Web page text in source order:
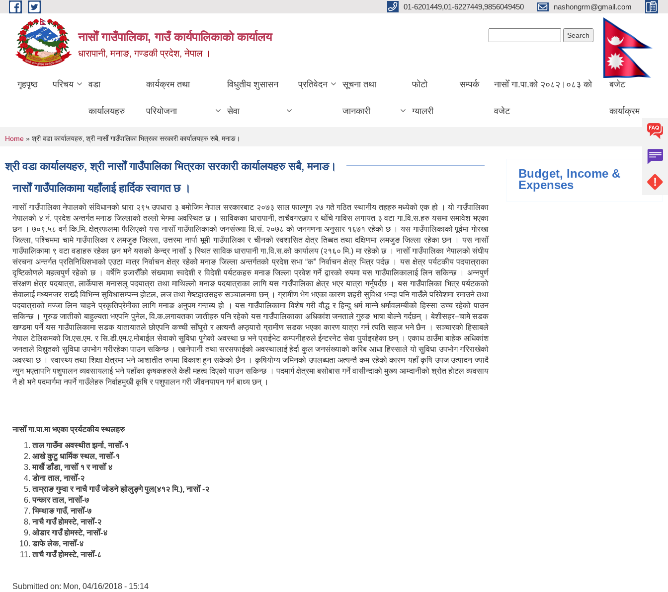
Skip to main content 01-6201449,01-6227449,9856049450 nashongrm@gmail.com
नासाेँ गाउँपालिका, गाउँ कार्यपालिकाकाे कार्यालय
धारापानी, मनाङ, गण्डकी प्रदेश, नेपाल ।
गृहपृष्ठ परिचय वडा
कार्यालयहरु
कार्यक्रम तथा
परियोजना
विधुतीय शुसासन
सेवा
प्रतिवेदन सूचना तथा
जानकारी
फोटो
ग्यालरी
सम्पर्क नासोँ गा.पा.को २०८२।०८३ को
वजेट
बजेट
कार्याक्रम
You are here
Home » श्री वडा कार्यालयहरु‚ श्री नासाेँ गाउँपालिका भित्रका सरकारी कार्यालयहरु सबै‚ मनाङ।
श्री वडा कार्यालयहरु‚ श्री नासाेँ गाउँपालिका भित्रका सरकारी कार्यालयहरु सबै‚ मनाङ।
नासाेँ गाउँपालिकामा यहाँलाई हार्दिक स्वागत छ ।
नासोँ गाउँपालिका नेपालको संविधानको धारा २९५ उपधारा ३ बमोजिम नेपाल सरकारबाट २०७३ साल फाल्गुण २७ गते गठित स्थानीय तहहरु मध्येको एक हो । यो गाउँपालिका
नेपालको ४ नं. प्रदेश अन्तर्गत मनाङ जिल्लाको तल्लो भेगमा अवस्थित छ । साविकका धारापानी‚ ताचैवगरछाप र थोँचे गाविस लगायत ३ वटा गा.वि.स.हरु यसमा समावेश भएका
छन । ७०९.५८ वर्ग कि.मि. क्षेत्रफलमा फैलिएको यस नासोँ गाउँपालिकाको जनसंख्या वि.सं. २०७८ को जनगणना अनुसार १६७१ रहेको छ । यस गाउँपालिकाको पूर्वमा गोरखा
जिल्ला, पश्चिममा चामे गाउँपालिका र लमजुङ जिल्ला, उत्तरमा नार्पा भूमी गाउँपालिका र चीनको स्वशासित क्षेत्र तिब्बत तथा दक्षिणमा लमजुङ जिल्ला रहेका छन । यस नासोँ
गाउँपालिकामा ९ वटा वडाहरु रहेका छन भने यसको केन्द्र नासोँ ३ स्थित साविक धारापानी गा.वि.स.को कार्यालय (२१६० मि.) मा रहेको छ । नासोँ गाउँपालिका नेपालको संघीय
संरचना अन्तर्गत प्रतिनिधिसभाको एउटा मात्र निर्वाचन क्षेत्र रहेको मनाङ जिल्ला अन्तर्गतको प्रदेश सभा “क” निर्वाचन क्षेत्र भित्र पर्दछ । यस क्षेत्र पर्यटकीय पदयात्राका
दृष्टिकोणले महत्वपुर्ण रहेको छ । वर्षेनि हजारौँको संख्यामा स्वदेशी र विदेशी पर्यटकहरु मनाङ जिल्ला प्रवेश गर्ने द्वारको रुपमा यस गाउँपालिकालाई लिन सकिन्छ । अन्नपुर्ण
संरक्षण क्षेत्र पदयात्रा, लार्केपास मनासलु पदयात्रा तथा माथिल्लो मनाङ पदयात्राका लागि यस गाउँपालिका क्षेत्र भएर यात्रा गर्नुपर्दछ । यस गाउँपालिका भित्र पर्यटकको
सेवालाई मध्यनजर राख्दै विभिन्न सुविधासम्पन्न होटल, लज तथा गेष्टहाउसहरु सञ्चालनमा छन् । ग्रामीण भेग भएका कारण शहरी सुविधा भन्दा पनि गाउँले परिवेशमा रमाउने तथा
पदयात्राको मज्जा लिन चाहने प्रकृतिप्रेमीका लागि मनाङ अनुपम गन्तब्य हो । यस गाउँपालिकामा विशेष गरी वौद्ध र हिन्दु धर्म मान्ने धर्मावलम्बीको हिस्सा उच्च रहेको पाउन
सकिन्छ । गुरुङ जातीको बाहुल्यता भएपनि पुनेल, वि.क.लगायतका जातीहरु पनि रहेको यस गाउँपालिकाका अधिकांश जनताले गुरुङ भाषा बोल्ने गर्दछन् । बेशीसहर–चामे सडक
खण्डमा पर्ने यस गाउँपालिकामा सडक यातायातले छोएपनि कच्ची साँघुरो र अत्यन्तै अप्ठ्यारो ग्रामीण सडक भएका कारण यात्रा गर्न त्यति सहज भने छैन । सञ्चारको हिसाबले
नेपाल टेलिकमको जि.एस.एम. र सि.डी.एम.ए.मोबाईल सेवाको सुविधा पुगेको अवस्था छ भने प्राईभेट कम्पनीहरुले ईन्टरनेट सेवा पुर्याइरहेका छन् । एकाध ठाउँमा बाहेक अधिकांश
जनताले विद्युतको सुविधा उपभोग गरीरहेका पाउन सकिन्छ । खानेपानी तथा सरसफाईको अवस्थालाई हेर्दा कुल जनसंख्याको करिब आधा हिस्साले यो सुविधा उपभोग गरिराखेको
अवस्था छ । स्वास्थ्य तथा शिक्षा क्षेत्रमा भने आशातीत रुपमा विकाश हुन सकेको छैन । कृषियोग्य जमिनको उपलब्धता अत्यन्तै कम रहेको कारण यहाँ कृषि उपज उत्पादन ज्यादै
न्युन भएतापनि पशुपालन व्यवसायलाई भने यहाँका कृषकहरुले केही महत्व दिएको पाउन सकिन्छ । पदमार्ग क्षेत्रमा बसोबास गर्ने वासीन्दाको मुख्य आम्दानीको श्रोत होटल व्यवसाय
नै हो भने पदमार्गमा नपर्ने गाउँलेहरु निर्वाहमुखी कृषि र पशुपालन गरी जीवनयापन गर्न बाध्य छन् ।
नासोँ गा.पा.मा भएका प्रर्यटकीय स्थलहरु
ताल गाउँमा अवस्थीत झर्ना, नासोँ-१
आखे कुटु धार्मिक स्थल, नासोँ-१
मार्खै डाँडा, नासोँ १ र नासोँ ४
डाेना ताल, नासोँ-२
ताम्राङ गुम्वा र नाचै गाउँ जोडने झोलुङ्गे पुल(४१२ मि.), नासोँ -२
पन्कार ताल, नासोँ-७
भिम्थाङ गाउँ, नासोँ-७
नाचै गाउँ होमस्टे, नासोँ-२
ओ‍‍‌डार गाउँ होमस्टे, नासोँ-४
डाफे लेक, नासोँ-४
ताचै गाउँ होमस्टे, नासोँ-८
Submitted on: Mon, 04/16/2018 - 15:14
Budget, Income &
Expenses